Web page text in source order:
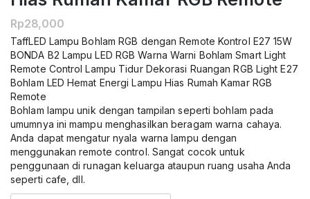
Rp28,000
TaffLED Lampu Bohlam RGB dengan Remote Kontrol E27 15W
BONDA B2 Lampu LED RGB Warna Warni Bohlam Smart Light
Remote Control Lampu Tidur Dekorasi Ruangan RGB Light E27
Bohlam LED Hemat Energi Lampu Hias Rumah Kamar RGB
Remote
Bohlam lampu unik dengan tampilan seperti bohlam pada
umumnya ini mampu menghasilkan beragam warna cahaya.
Anda dapat mengatur nyala warna lampu dengan
menggunakan remote control. Sangat cocok untuk
penggunaan di runagan keluarga ataupun ruang usaha Anda
seperti cafe, dll.